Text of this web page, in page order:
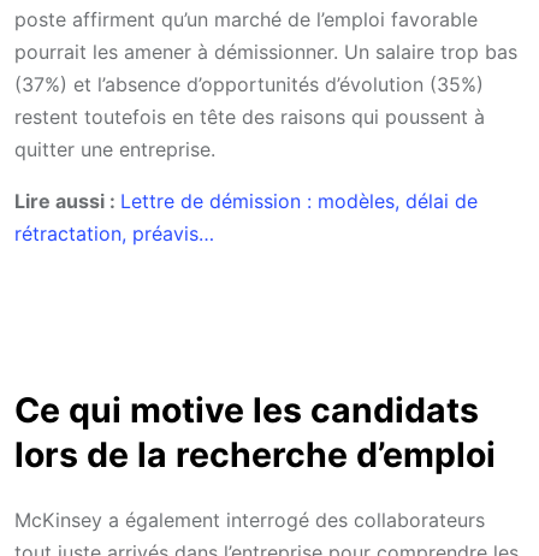
poste affirment qu’un marché de l’emploi favorable
pourrait les amener à démissionner. Un salaire trop bas
(37%) et l’absence d’opportunités d’évolution (35%)
restent toutefois en tête des raisons qui poussent à
quitter une entreprise.
Lire aussi : Lettre de démission : modèles, délai de
rétractation, préavis…
Ce qui motive les candidats
lors de la recherche d’emploi
McKinsey a également interrogé des collaborateurs